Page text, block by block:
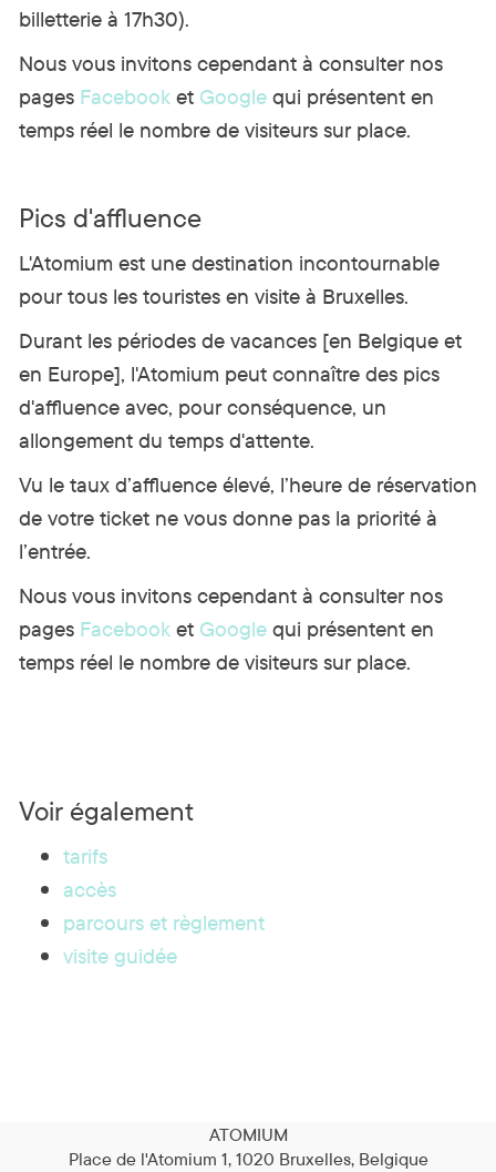
billetterie à 17h30).
Nous vous invitons cependant à consulter nos
pages Facebook et Google qui présentent en
temps réel le nombre de visiteurs sur place.
Pics d'affluence
L'Atomium est une destination incontournable
pour tous les touristes en visite à Bruxelles.
Durant les périodes de vacances [en Belgique et
en Europe], l'Atomium peut connaître des pics
d'affluence avec, pour conséquence, un
allongement du temps d'attente.
Vu le taux d’affluence élevé, l’heure de réservation
de votre ticket ne vous donne pas la priorité à
l’entrée.
Nous vous invitons cependant à consulter nos
pages Facebook et Google qui présentent en
temps réel le nombre de visiteurs sur place.
Voir également
tarifs
accès
parcours et règlement
visite guidée
ATOMIUM
Place de l'Atomium 1, 1020 Bruxelles, Belgique